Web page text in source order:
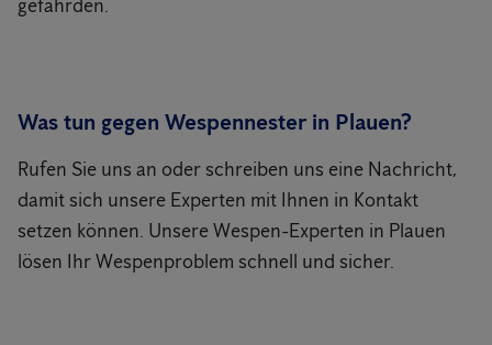
gefährden.
Was tun gegen Wespennester in Plauen?
Rufen Sie uns an oder schreiben uns eine Nachricht,
damit sich unsere Experten mit Ihnen in Kontakt
setzen können. Unsere Wespen-Experten in Plauen
lösen Ihr Wespenproblem schnell und sicher.